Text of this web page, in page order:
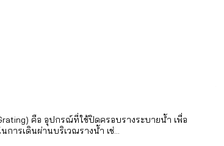
คือ อุปกรณ์ที่ใช้ปิดครอบรางระบายน้ำ เพื่อ
ารเดินผ่านบริเวณรางน้ำ เช่...